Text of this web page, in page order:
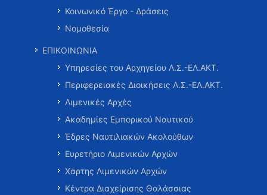
Κοινωνικό Έργο - Δράσεις
Νομοθεσία
ΕΠΙΚΟΙΝΩΝΙΑ
Υπηρεσίες του Αρχηγείου Λ.Σ.-ΕΛ.ΑΚΤ.
Περιφερειακές Διοικήσεις Λ.Σ.-ΕΛ.ΑΚΤ.
Λιμενικές Αρχές
Ακαδημίες Εμπορικού Ναυτικού
Έδρες Ναυτιλιακών Ακολούθων
Ευρετήριο Λιμενικών Αρχών
Χάρτης Λιμενικών Αρχών
Κέντρα Διαχείρισης Θαλάσσιας